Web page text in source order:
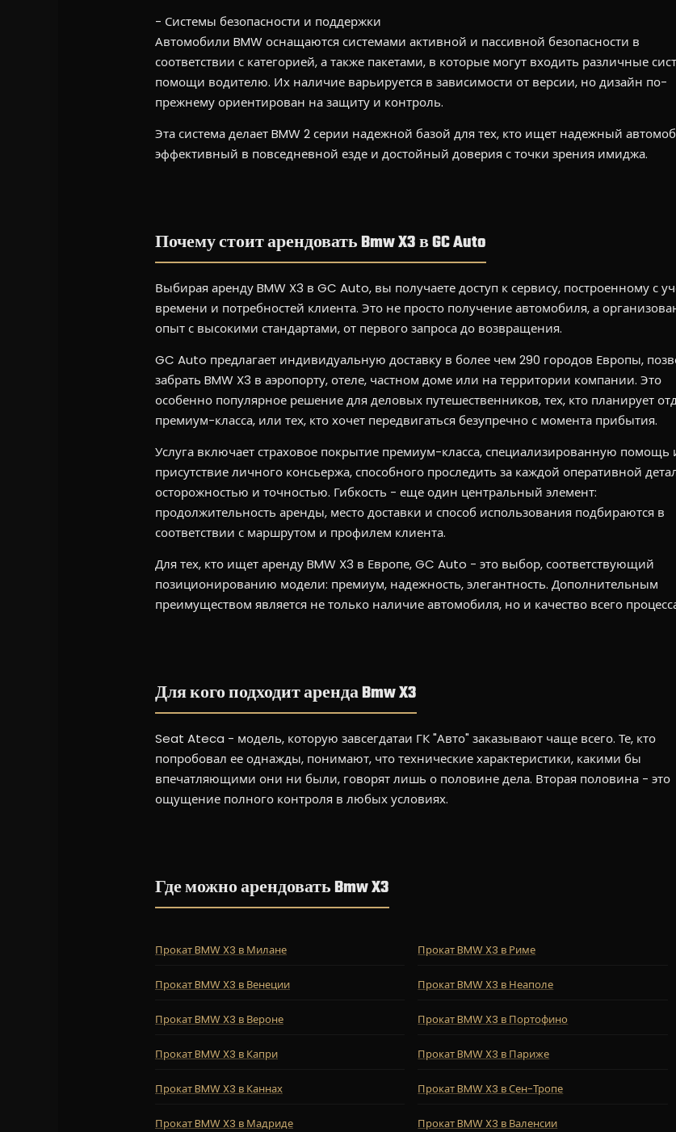
- Системы безопасности и поддержки
Автомобили BMW оснащаются системами активной и пассивной безопасности в
соответствии с категорией, а также пакетами, в которые могут входить различные
помощи водителю. Их наличие варьируется в зависимости от версии, но дизайн по-
прежнему ориентирован на защиту и контроль.
Эта система делает BMW 2 серии надежной базой для тех, кто ищет надежный
эффективный в повседневной езде и достойный доверия с точки зрения имиджа.
Почему стоит арендовать Bmw X3 в GC Auto
Выбирая аренду BMW X3 в GC Auto, вы получаете доступ к сервису, построенному с
времени и потребностей клиента. Это не просто получение автомобиля, а
опыт с высокими стандартами, от первого запроса до возвращения.
GC Auto предлагает индивидуальную доставку в более чем 290 городов Европы,
забрать BMW X3 в аэропорту, отеле, частном доме или на территории компании. Это
особенно популярное решение для деловых путешественников, тех, кто планирует
премиум-класса, или тех, кто хочет передвигаться безупречно с момента прибытия.
Услуга включает страховое покрытие премиум-класса, специализированную помощь
присутствие личного консьержа, способного проследить за каждой оперативной
осторожностью и точностью. Гибкость - еще один центральный элемент:
продолжительность аренды, место доставки и способ использования подбираются в
соответствии с маршрутом и профилем клиента.
Для тех, кто ищет аренду BMW X3 в Европе, GC Auto - это выбор, соответствующий
позиционированию модели: премиум, надежность, элегантность. Дополнительным
преимуществом является не только наличие автомобиля, но и качество всего
Для кого подходит аренда Bmw X3
Seat Ateca - модель, которую завсегдатаи ГК "Авто" заказывают чаще всего. Те, кто
попробовал ее однажды, понимают, что технические характеристики, какими бы
впечатляющими они ни были, говорят лишь о половине дела. Вторая половина - это
ощущение полного контроля в любых условиях.
Где можно арендовать Bmw X3
Прокат BMW X3 в Милане Прокат BMW X3 в Риме
Прокат BMW X3 в Венеции Прокат BMW X3 в Неаполе
Прокат BMW X3 в Вероне Прокат BMW X3 в Портофино
Прокат BMW X3 в Капри Прокат BMW X3 в Париже
Прокат BMW X3 в Каннах Прокат BMW X3 в Сен-Тропе
Прокат BMW X3 в Мадриде Прокат BMW X3 в Валенсии